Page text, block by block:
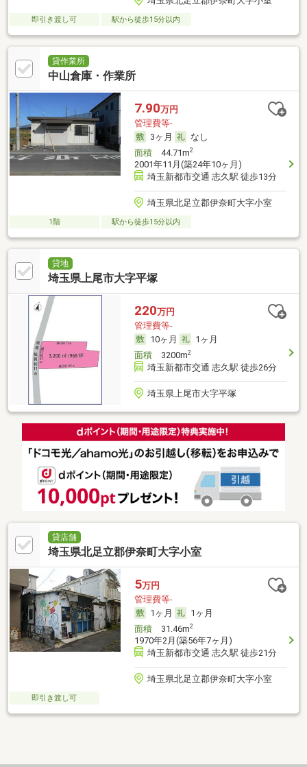
即引き渡し可 駅から徒歩15分以内
貸作業所
中山倉庫・作業所
7.90万円
管理費等-
3ヶ月
なし
面積44.71m2
2001年11月(築24年10ヶ月)
埼玉新都市交通 志久駅 徒歩13分
埼玉県北足立郡伊奈町大字小室
1階 駅から徒歩15分以内
貸地
埼玉県上尾市大字平塚
220万円
管理費等-
10ヶ月
1ヶ月
面積3200m2
埼玉新都市交通 志久駅 徒歩26分
埼玉県上尾市大字平塚
貸店舗
埼玉県北足立郡伊奈町大字小室
5万円
管理費等-
1ヶ月
1ヶ月
面積31.46m2
1970年2月(築56年7ヶ月)
埼玉新都市交通 志久駅 徒歩21分
埼玉県北足立郡伊奈町大字小室
即引き渡し可